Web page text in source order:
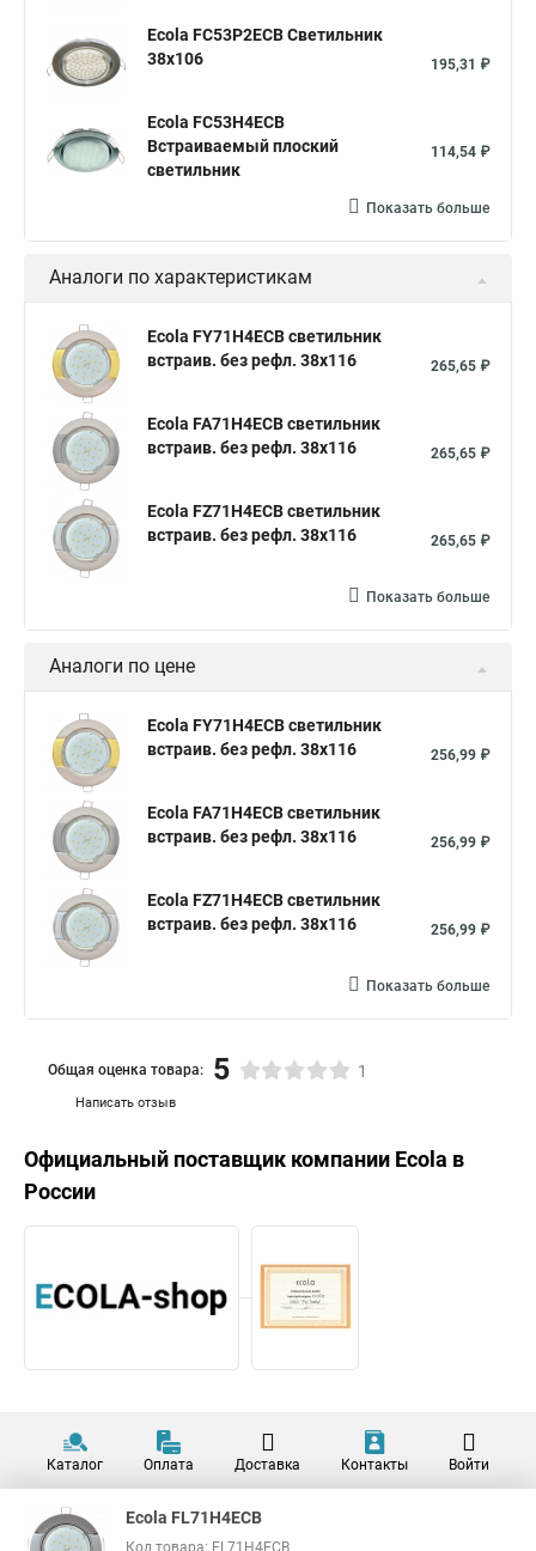
Ecola FC53P2ECB Светильник
38x106
195,31 ₽
Ecola FC53H4ECB
Встраиваемый плоский
светильник
114,54 ₽
Показать больше
Аналоги по характеристикам
Ecola FY71H4ECB светильник
встраив. без рефл. 38x116
265,65 ₽
Ecola FA71H4ECB светильник
встраив. без рефл. 38x116
265,65 ₽
Ecola FZ71H4ECB светильник
встраив. без рефл. 38x116
265,65 ₽
Показать больше
Аналоги по цене
Ecola FY71H4ECB светильник
встраив. без рефл. 38x116
256,99 ₽
Ecola FA71H4ECB светильник
встраив. без рефл. 38x116
256,99 ₽
Ecola FZ71H4ECB светильник
встраив. без рефл. 38x116
256,99 ₽
Показать больше
Написать отзыв
Общая оценка товара: 5 1
Официальный поставщик компании Ecola в
России
Каталог Оплата Доставка Контакты Войти
Ecola FL71H4ECB
Код товара: FL71H4ECB